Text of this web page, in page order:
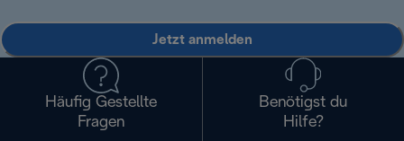
Jetzt anmelden
Häufig Gestellte
Fragen
Benötigst du
Hilfe?